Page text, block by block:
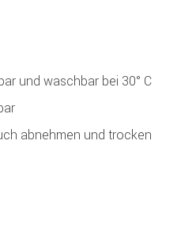
und waschbar bei 30° C
abnehmen und trocken